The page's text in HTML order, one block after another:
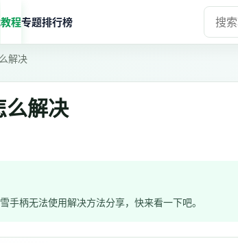
教程专题排行榜
解决
么解决
柄无法使用解决方法分享，快来看一下吧。